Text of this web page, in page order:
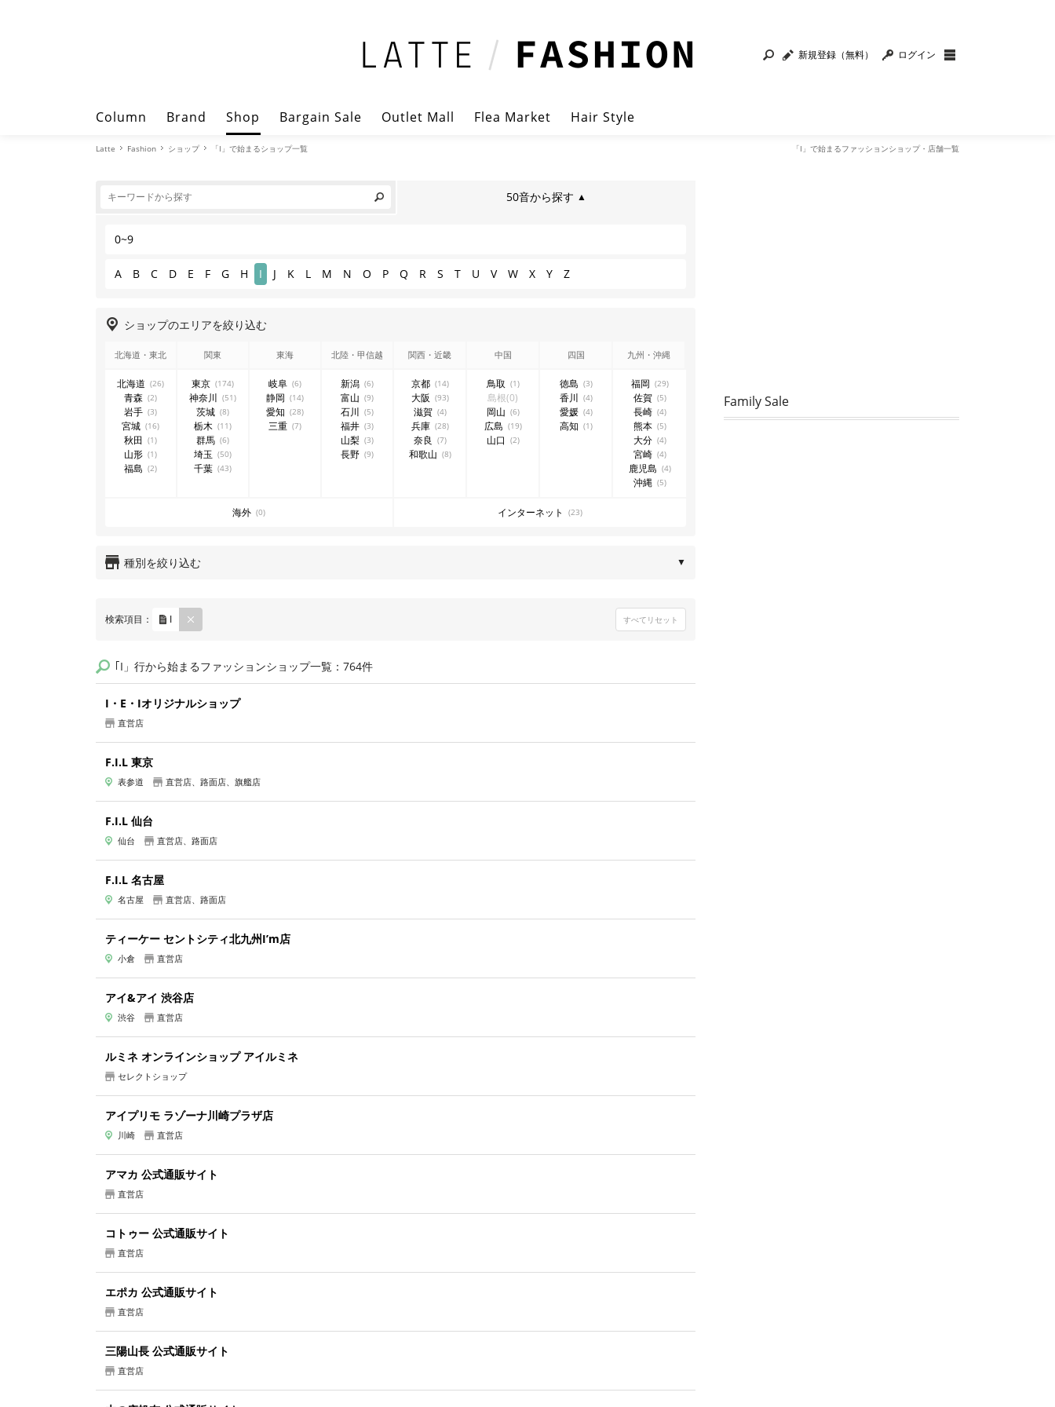
新規登録（無料） ログイン
Column Brand Shop Bargain Sale Outlet Mall Flea Market Hair Style
Latte Fashion ショップ 「I」で始まるショップ一覧 「I」で始まるファッションショップ・店舗一覧
50音から探す ▲
0~9
A B C D E F G H I J K L M N O P Q R S T U V W X Y Z
ショップのエリアを絞り込む
北海道・東北 関東 東海 北陸・甲信越 関西・近畿 中国 四国 九州・沖縄
北海道 (26)
青森 (2)
岩手 (3)
宮城 (16)
秋田 (1)
山形 (1)
福島 (2)
東京 (174)
神奈川 (51)
茨城 (8)
栃木 (11)
群馬 (6)
埼玉 (50)
千葉 (43)
岐阜 (6)
静岡 (14)
愛知 (28)
三重 (7)
新潟 (6)
富山 (9)
石川 (5)
福井 (3)
山梨 (3)
長野 (9)
京都 (14)
大阪 (93)
滋賀 (4)
兵庫 (28)
奈良 (7)
和歌山 (8)
鳥取 (1)
島根(0)
岡山 (6)
広島 (19)
山口 (2)
徳島 (3)
香川 (4)
愛媛 (4)
高知 (1)
福岡 (29)
佐賀 (5)
長崎 (4)
熊本 (5)
大分 (4)
宮崎 (4)
鹿児島 (4)
沖縄 (5)
海外 (0) インターネット (23)
種別を絞り込む ▼
検索項目： I
REM
OVE すべてリセット
｢I」行から始まるファッションショップ一覧：764件
I・E・Iオリジナルショップ
直営店
F.I.L 東京
表参道 直営店、路面店、旗艦店
F.I.L 仙台
仙台 直営店、路面店
F.I.L 名古屋
名古屋 直営店、路面店
ティーケー セントシティ北九州I’m店
小倉 直営店
アイ&アイ 渋谷店
渋谷 直営店
ルミネ オンラインショップ アイルミネ
セレクトショップ
アイプリモ ラゾーナ川崎プラザ店
川崎 直営店
アマカ 公式通販サイト
直営店
コトゥー 公式通販サイト
直営店
エポカ 公式通販サイト
直営店
三陽山長 公式通販サイト
直営店
Family Sale